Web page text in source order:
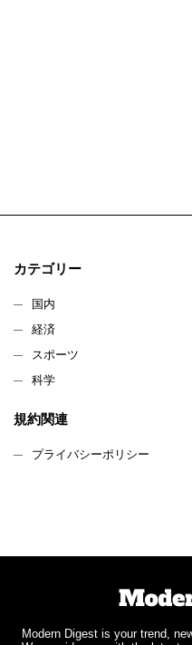
カテゴリー
国内
経済
スポーツ
科学
規約関連
プライバシーポリシー
Modern Digest is your trend,